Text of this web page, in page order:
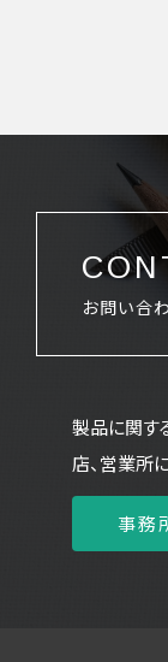
お問い合
製品に関す
店、営業所
事務